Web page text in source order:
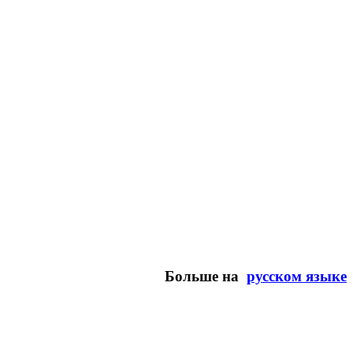
Больше на русском языке